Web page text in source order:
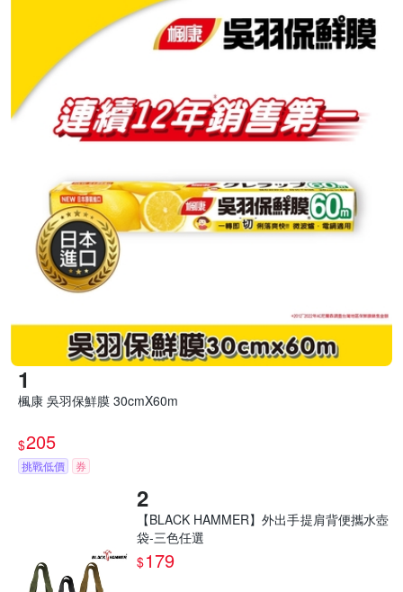
楓康 吳羽保鮮膜 30cmX60m
$205
挑戰低價 券
【BLACK HAMMER】外出手提肩背便攜水壺
袋-三色任選
$179